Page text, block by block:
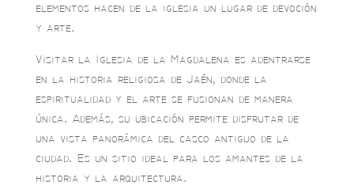
elementos hacen de la iglesia un lugar de devoción
y arte.
Visitar la Iglesia de la Magdalena es adentrarse
en la historia religiosa de Jaén, donde la
espiritualidad y el arte se fusionan de manera
única. Además, su ubicación permite disfrutar de
una vista panorámica del casco antiguo de la
ciudad. Es un sitio ideal para los amantes de la
historia y la arquitectura.